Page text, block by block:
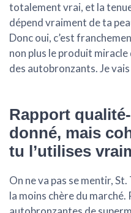
totalement vrai, et la tenue
dépend vraiment de ta
Donc oui, c’est
non plus le produit
des autobronzants. Je
Rapport
donné, mais
tu l’utilises
On ne va pas se mentir,
la moins chère du